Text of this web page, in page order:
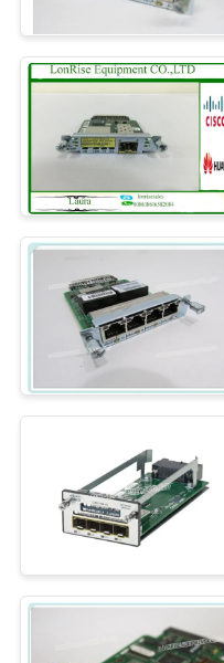
THAM
QUAN
NHÀ
MÁY
KIỂM
SOÁT
CHẤT
LƯỢNG
LIÊN
CHÚNG
TÔI